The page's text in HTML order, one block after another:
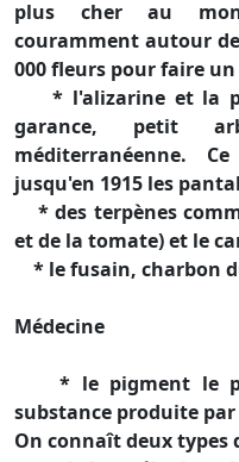
plus cher au
couramment autour
000 fleurs pour faire
* l'alizarine et la
garance, petit
méditerranéenne.
jusqu'en 1915 les
* des terpènes
et de la tomate) et le
* le fusain, charbon
Médecine
* le pigment le
substance produite
On connaît deux types